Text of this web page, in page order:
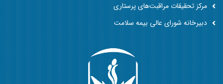
مرکز تحقیقات مراقبت‌های پرستاری
دبیرخانه شورای عالی بیمه سلامت